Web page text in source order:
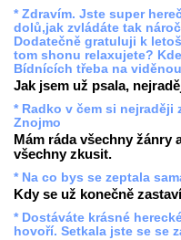
* Zdravím. Jste super
dolů,jak zvládáte tak
Dodatečně gratuluji k
tom shonu relaxujete?
Bídnících třeba na
Jak jsem už psala,
* Radko v čem si nejraději
Znojmo
Mám ráda všechny žánry
všechny zkusit.
* Na co bys se zeptala
Kdy se už konečně
* Dostáváte krásné
hovoří. Setkala jste se se